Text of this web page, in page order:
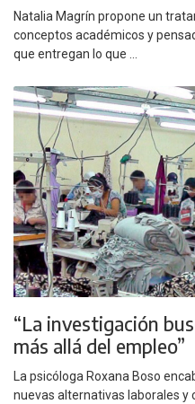
Natalia Magrín propone un
conceptos académicos y
que entregan lo que ...
“La investigación
más allá del empleo”
La psicóloga Roxana Boso
nuevas alternativas laborales y